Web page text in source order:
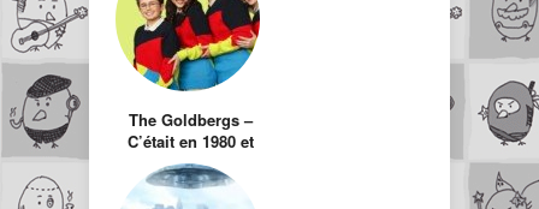
The Goldbergs –
C’était en 1980 et
des poussières.